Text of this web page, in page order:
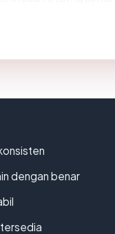
dengan benar